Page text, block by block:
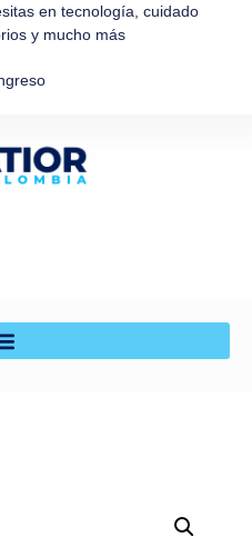
en tecnología, cuidado
y mucho más